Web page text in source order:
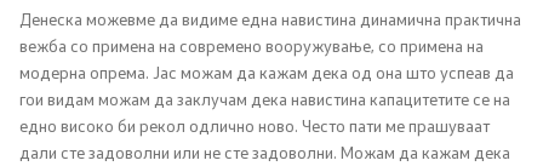
Отворена Влада
Отчетност
Финансии
Денеска можевме да видиме една навистина динамична практична
вежба со примена на современо вооружување, со примена на
модерна опрема. Јас можам да кажам дека од она што успеав да
гои видам можам да заклучам дека навистина капацитетите се на
едно високо би рекол одлично ново. Често пати ме прашуваат
дали сте задоволни или не сте задоволни. Можам да кажам дека